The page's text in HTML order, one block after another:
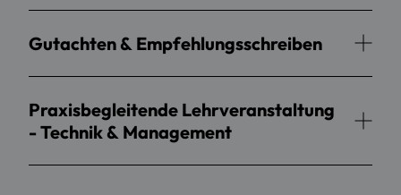
Gutachten & Empfehlungsschreiben
Praxisbegleitende Lehrveranstaltung
- Technik & Management